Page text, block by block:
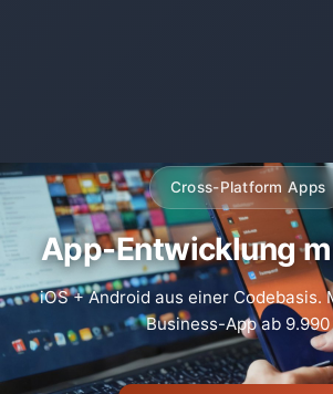
Cross-Platform Apps
App-Entwicklung
iOS + Android aus einer Codebasis.
Business-App ab